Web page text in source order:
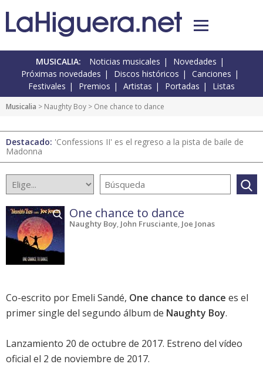
MUSICALIA: Noticias musicales
Novedades
Próximas novedades
Discos históricos
Canciones
Festivales
Premios Artistas Portadas Listas
Musicalia > Naughty Boy > One chance to dance
Destacado: 'Confessions II' es el regreso a la pista de baile de
Madonna
One chance to dance
Naughty Boy, John Frusciante, Joe Jonas
Co-escrito por Emeli Sandé, One chance to dance es el
primer single del segundo álbum de Naughty Boy.
Lanzamiento 20 de octubre de 2017. Estreno del vídeo
oficial el 2 de noviembre de 2017.